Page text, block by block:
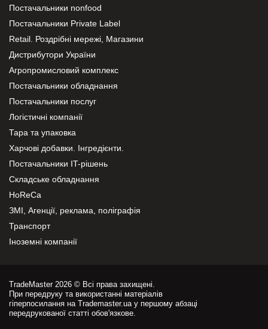
Постачальники nonfood
Постачальники Private Label
Retail. Роздрібні мережі, Магазини
Дистрибутори України
Агропромисловий комплекс
Постачальники обладнання
Постачальники послуг
Логістичні компанії
Тара та упаковка
Харчові добавки. Інгредієнти.
Постачальники IT-рішень
Складське обладнання
HoReCa
ЗМІ, Агенції, реклама, поліграфія
Транспорт
Іноземні компанії
TradeMaster 2026 © Всі права захищені.
При передруку та використанні матеріалів
гіперпосилання на Trademaster.ua у першому абзаці
передрукованої статті обов'язкове.